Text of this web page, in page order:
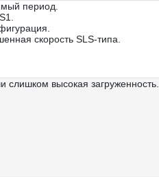
период.
скорость SLS-типа.
слишком высокая загруженность.